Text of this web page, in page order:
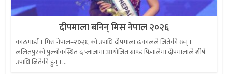
दीपमाला बनिन् मिस नेपाल २०२६
काठमाडौं । मिस नेपाल–२०२६ को उपाधि दीपमाला ढकालले जितेकी छन् ।
ललितपुरको पुल्चोकस्थित द प्लाजामा आयोजित ग्राण्ड फिनालेमा दीपमालाले शीर्ष
उपाधि जितेकी हुन् ।...